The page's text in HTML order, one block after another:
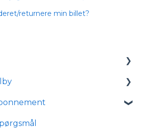
returnere min billet?
Klub Aros?
medlemskab
Ceres Park Vejlby
parkering